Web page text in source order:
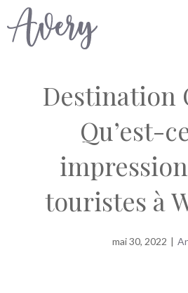
Aller
au
Destination
Qu’est-
touristes à
mai 30, 2022 |